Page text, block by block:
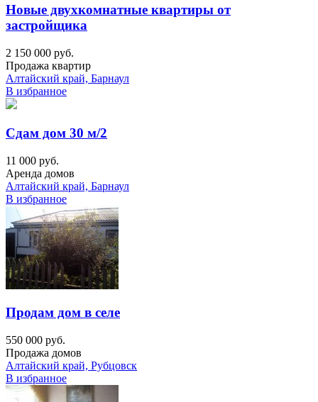
Новые двухкомнатные квартиры от
застройщика
2 150 000 руб.
Продажа квартир
Алтайский край, Барнаул
В избранное
Сдам дом 30 м/2
11 000 руб.
Аренда домов
Алтайский край, Барнаул
В избранное
Продам дом в селе
550 000 руб.
Продажа домов
Алтайский край, Рубцовск
В избранное